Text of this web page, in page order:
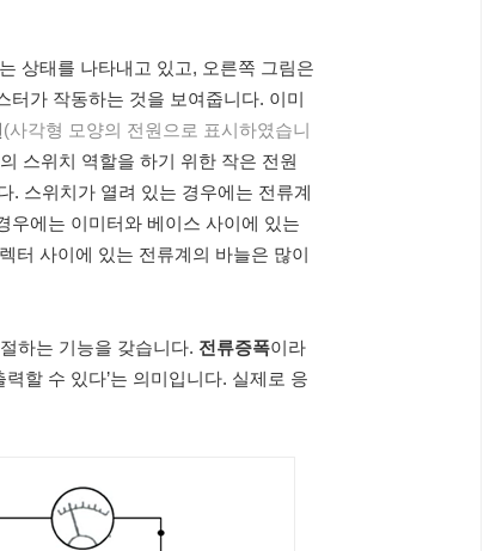
상태를 나타내고 있고, 오른쪽 그림은
가 작동하는 것을 보여줍니다. 이미
(사각형 모양의 전원으로 표시하였습니
스위치 역할을 하기 위한 작은 전원
. 스위치가 열려 있는 경우에는 전류계
우에는 이미터와 베이스 사이에 있는
터 사이에 있는 전류계의 바늘은 많이
하는 기능을 갖습니다. 전류증폭이라
할 수 있다’는 의미입니다. 실제로 응